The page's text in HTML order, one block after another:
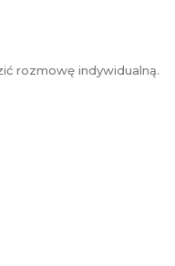
rozmowę indywidualną.